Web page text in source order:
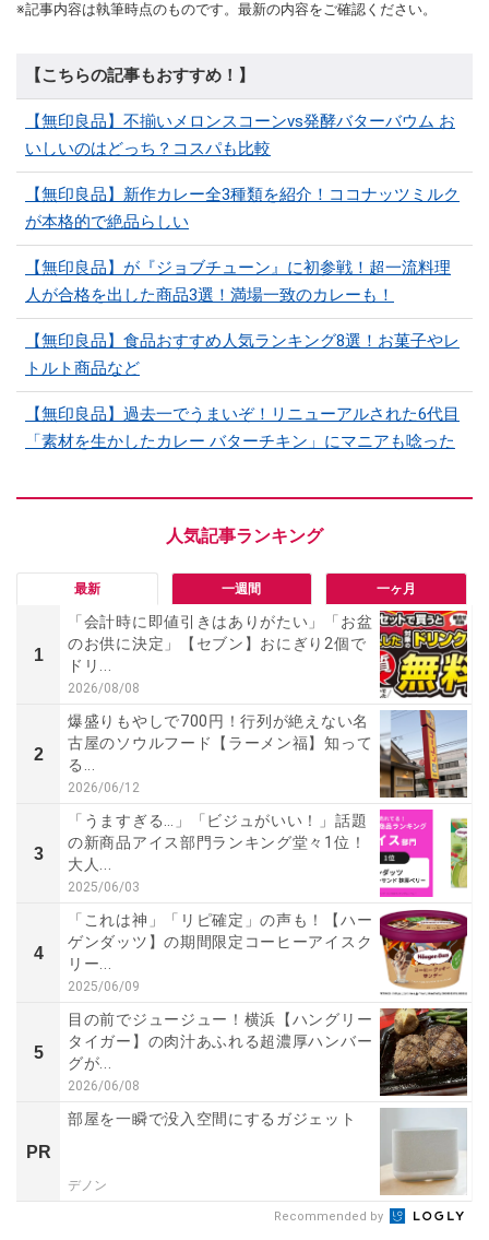
※記事内容は執筆時点のものです。最新の内容をご確認ください。
【こちらの記事もおすすめ！】
【無印良品】不揃いメロンスコーンvs発酵バターバウム お
いしいのはどっち？コスパも比較
【無印良品】新作カレー全3種類を紹介！ココナッツミルク
が本格的で絶品らしい
【無印良品】が『ジョブチューン』に初参戦！超一流料理
人が合格を出した商品3選！満場一致のカレーも！
【無印良品】食品おすすめ人気ランキング8選！お菓子やレ
トルト商品など
【無印良品】過去一でうまいぞ！リニューアルされた6代目
「素材を生かしたカレー バターチキン」にマニアも唸った
最新 一週間 一ヶ月
1
「会計時に即値引きはありがたい」「お盆
のお供に決定」【セブン】おにぎり2個で
ドリ...
2026/08/08
2
爆盛りもやしで700円！行列が絶えない名
古屋のソウルフード【ラーメン福】知って
る...
2026/06/12
3
「うますぎる…」「ビジュがいい！」話題
の新商品アイス部門ランキング堂々1位！
大人...
2025/06/03
4
「これは神」「リピ確定」の声も！【ハー
ゲンダッツ】の期間限定コーヒーアイスク
リー...
2025/06/09
5
目の前でジュージュー！横浜【ハングリー
タイガー】の肉汁あふれる超濃厚ハンバー
グが...
2026/06/08
PR
部屋を一瞬で没入空間にするガジェット
デノン
Recommended by